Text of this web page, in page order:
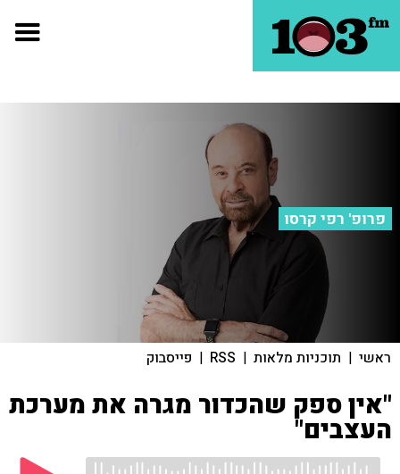
פרופ' רפי קרסו
ראשי | תוכניות מלאות |
RSS
| פייסבוק
"אין ספק שהכדור מגרה את מערכת
העצבים"